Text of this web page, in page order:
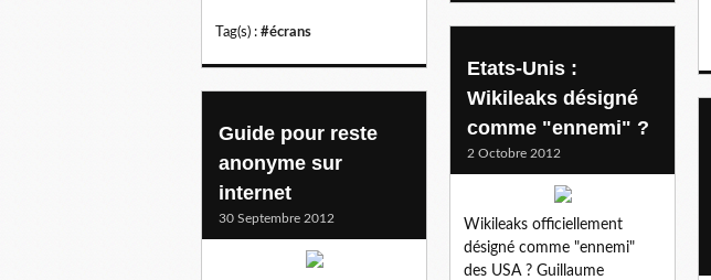
Tag(s) : #écrans
Etats-Unis :
Wikileaks désigné
comme "ennemi" ?
2 Octobre 2012
Wikileaks officiellement
désigné comme "ennemi"
des USA ? Guillaume
Guide pour reste
anonyme sur
internet
30 Septembre 2012